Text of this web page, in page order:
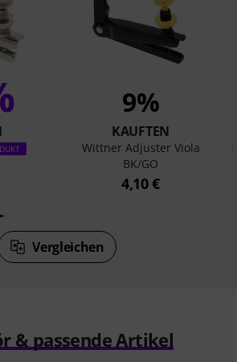
9%
KAUFTEN
Wittner Adjuster Viola
BK/GO
4,10 €
Vergleichen
& passende Artikel